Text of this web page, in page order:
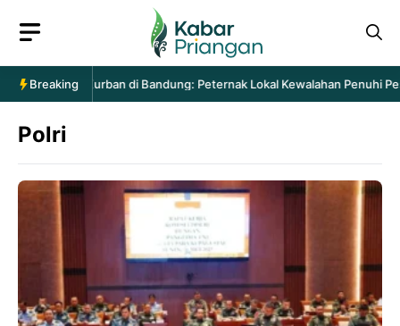
Breaking
Hewan Kurban di Bandung: Peternak Lokal Kewalahan Penuhi
Polri